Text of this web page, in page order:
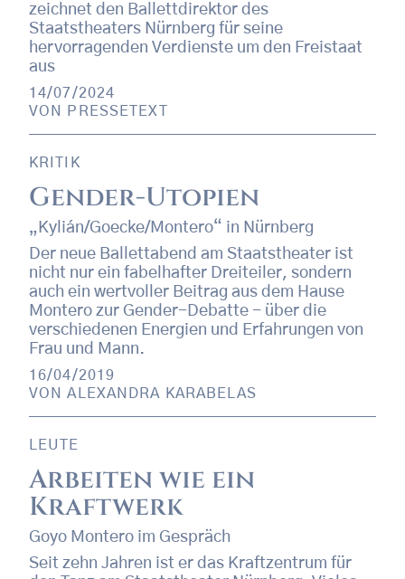
zeichnet den Ballettdirektor des
Staatstheaters Nürnberg für seine
hervorragenden Verdienste um den Freistaat
aus
14/07/2024
VON
PRESSETEXT
KRITIK
Gender-Utopien
„Kylián/Goecke/Montero“ in Nürnberg
Der neue Ballettabend am Staatstheater ist
nicht nur ein fabelhafter Dreiteiler, sondern
auch ein wertvoller Beitrag aus dem Hause
Montero zur Gender-Debatte - über die
verschiedenen Energien und Erfahrungen von
Frau und Mann.
16/04/2019
VONALEXANDRA KARABELAS
LEUTE
Arbeiten wie ein
Kraftwerk
Goyo Montero im Gespräch
Seit zehn Jahren ist er das Kraftzentrum für